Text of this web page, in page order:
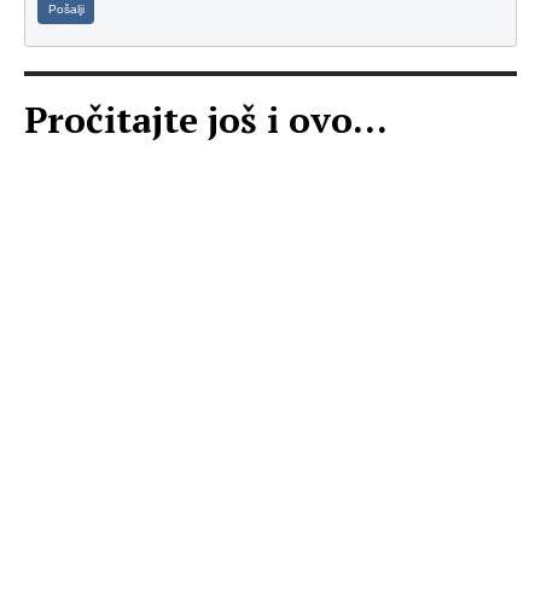
Pošalji
Pročitajte još i ovo...